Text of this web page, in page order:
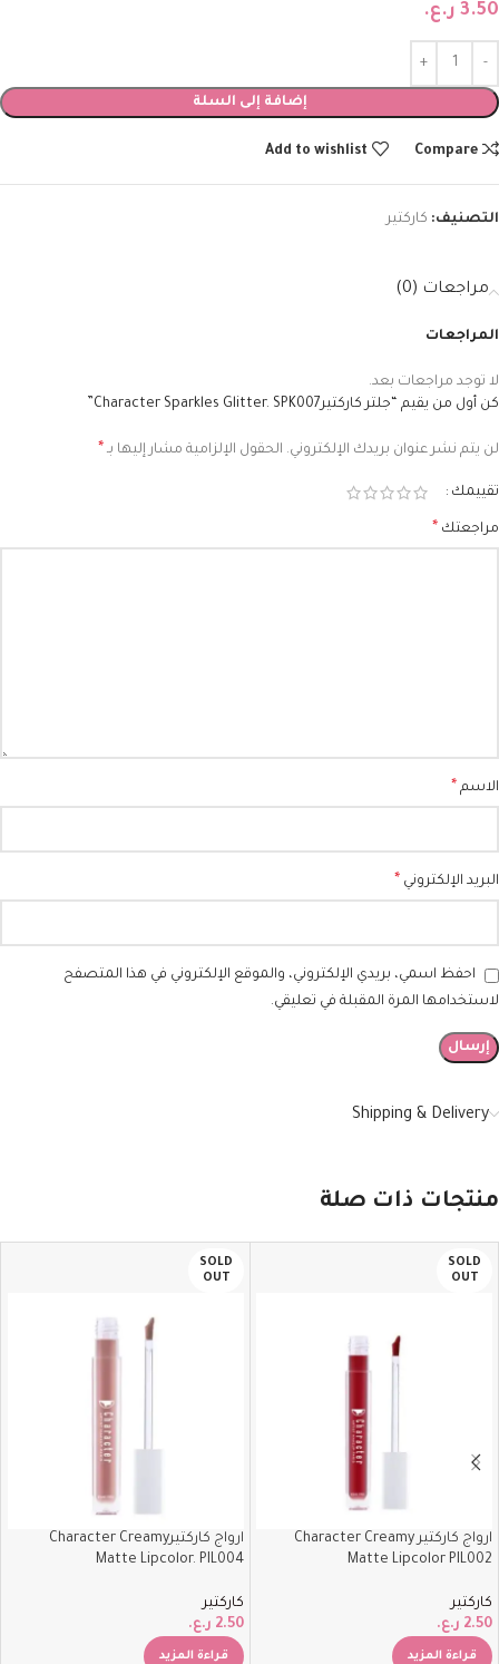
3.50 ر.ع.
إضافة إلى السلة
Compare
Add to wishlist
التصنيف: كاركتير
مراجعات (0)
المراجعات
لا توجد مراجعات بعد.
كن أول من يقيم “جلتر كاركتيرCharacter Sparkles Glitter. SPK007”
لن يتم نشر عنوان بريدك الإلكتروني. الحقول الإلزامية مشار إليها بـ *
تقييمك
مراجعتك *
الاسم *
البريد الإلكتروني *
احفظ اسمي، بريدي الإلكتروني، والموقع الإلكتروني في هذا المتصفح
لاستخدامها المرة المقبلة في تعليقي.
Shipping & Delivery
منتجات ذات صلة
SOLD
OUT
ارواج كاركتير Character Creamy
Matte Lipcolor PIL002
كاركتير
2.50 ر.ع.
قراءة المزيد
SOLD
OUT
ارواج كاركتيرCharacter Creamy
Matte Lipcolor. PIL004
كاركتير
2.50 ر.ع.
قراءة المزيد